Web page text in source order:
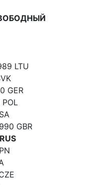
LTU
GER
GBR